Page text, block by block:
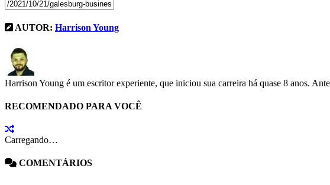
AUTOR: Harrison Young
Harrison Young é um escritor experiente, que iniciou sua carreira há quase 8 anos.
RECOMENDADO PARA VOCÊ
Carregando…
COMENTÁRIOS